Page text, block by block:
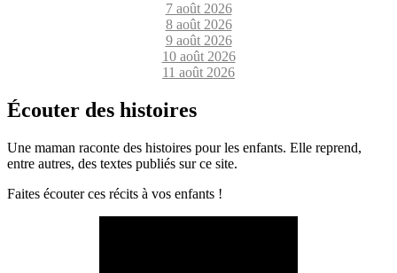
7 août 2026
8 août 2026
9 août 2026
10 août 2026
11 août 2026
Écouter des histoires
Une maman raconte des histoires pour les enfants. Elle reprend,
entre autres, des textes publiés sur ce site.
Faites écouter ces récits à vos enfants !